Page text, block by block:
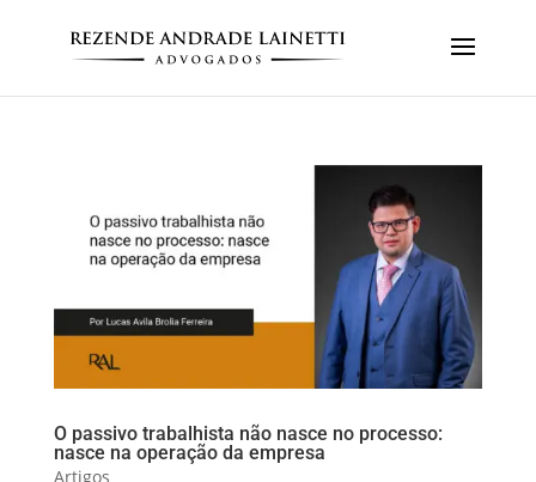
O passivo trabalhista não nasce no processo:
nasce na operação da empresa
Artigos